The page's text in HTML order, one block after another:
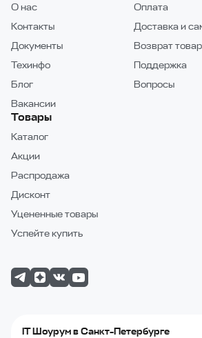
О нас
Контакты
Документы
Техинфо
Блог
Вакансии
Оплата
Доставка и
Возврат
Поддержка
Вопросы
Товары
Каталог
Акции
Распродажа
Дисконт
Уцененные товары
Успейте купить
IT Шоурум в Санкт-Петербурге